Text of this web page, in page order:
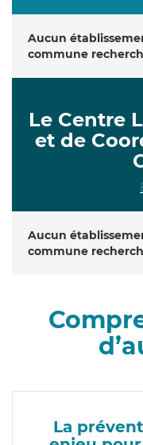
Aucun
commune
Le Centre
et de
Aucun
commune
La